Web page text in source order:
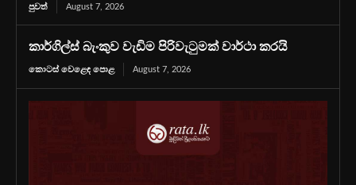
පුවත් August 7, 2026
කාර්ගිල්ස් බැංකුව වැඩිම පිරිවැටුමක් වාර්ථා කරයි
කොටස් වෙළෙඳ පොළ August 7, 2026